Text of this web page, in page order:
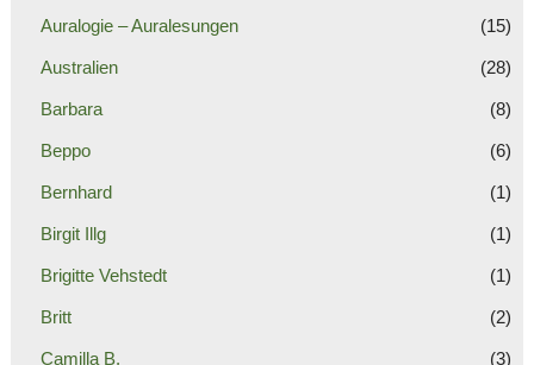
Auralogie – Auralesungen (15)
Australien (28)
Barbara (8)
Beppo (6)
Bernhard (1)
Birgit Illg (1)
Brigitte Vehstedt (1)
Britt (2)
Camilla B. (3)